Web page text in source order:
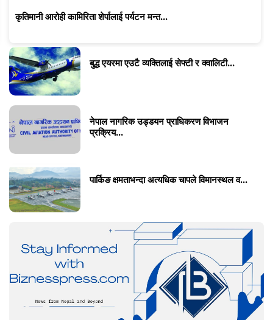
कृतिमानी आरोही कामिरिता शेर्पालाई पर्यटन मन्त...
बुद्ध एयरमा एउटै व्यक्तिलाई सेफ्टी र क्वालिटी...
नेपाल नागरिक उड्डयन प्राधिकरण विभाजन
प्रक्रिय...
पार्किङ क्षमताभन्दा अत्यधिक चापले विमानस्थल व...